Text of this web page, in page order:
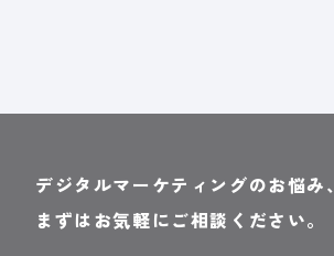
デジタルマーケティングのお悩み、
まずはお気軽にご相談ください。